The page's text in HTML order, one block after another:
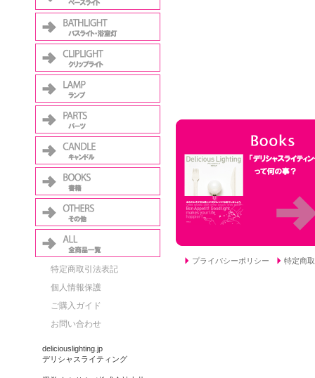
特定商取引法表記
個人情報保護
ご購入ガイド
お問い合わせ
deliciouslighting.jp
デリシャスライティング
プライバシーポリシー 特定商